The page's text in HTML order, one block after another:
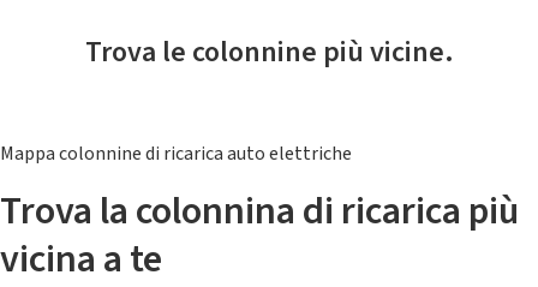
Trova le colonnine più vicine.
Mappa colonnine di ricarica auto elettriche
Trova la colonnina di ricarica più
vicina a te